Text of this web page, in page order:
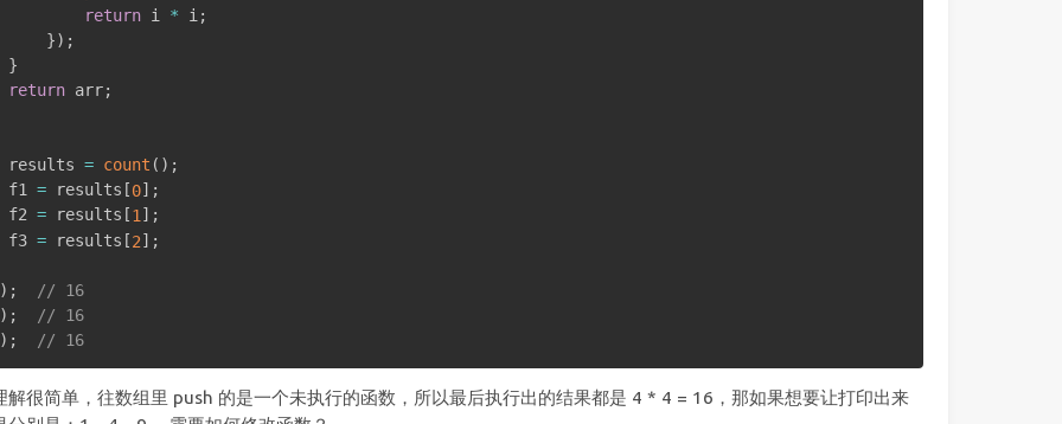
return i * i ;
}) ;
}
return arr;
results = count ( ) ;
f1 = results [0] ;
f2 = results [1 ] ;
f3 = results [2] ;
) ;
// 16
) ;
// 16
) ; // 16
解很简单，往数组里 push 的是一个未执行的函数，所以最后执行出的结果都是 4 * 4 = 16，那如果想要让打印出来